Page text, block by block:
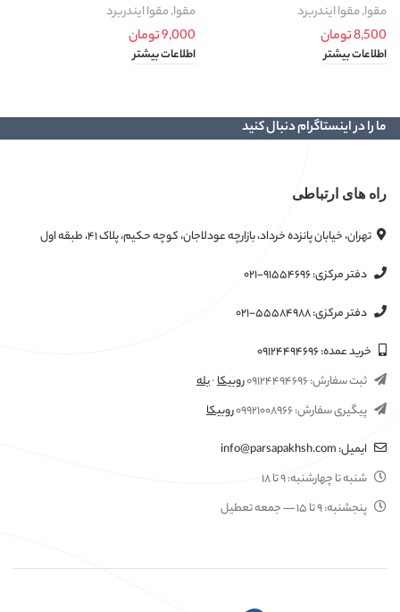
مقوا,مقوا ایندربرد
8,500تومان
اطلاعات بیشتر
مقوا,مقوا ایندربرد
9,000تومان
اطلاعات بیشتر
ما را در اینستاگرام دنبال کنید
راه های ارتباطی
تهران، خیابان پانزده خرداد، بازارچه عودلاجان، کوچه حکیم، پلاک ۴۱، طبقه اول
دفتر مرکزی:۰۲۱-۹۱۵۵۴۶۹۶
دفتر مرکزی:۰۲۱-۵۵۵۸۴۹۸۸
خرید عمده:۰۹۱۲۴۴۹۴۶۹۶
ثبت سفارش:۰۹۱۲۴۴۹۴۶۹۶روبیکا·بله
پیگیری سفارش:۰۹۹۲۱۰۰۸۹۶۶روبیکا
ایمیل:info@parsapakhsh.com
شنبه تا چهارشنبه:۹ تا ۱۸
پنجشنبه:۹ تا ۱۵ — جمعه تعطیل